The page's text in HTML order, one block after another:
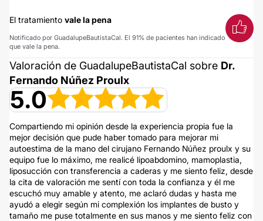
El tratamiento vale la pena
Notificado por GuadalupeBautistaCal. El 91% de pacientes han indicado
que vale la pena.
Valoración de GuadalupeBautistaCal sobre Dr.
Fernando Núñez Proulx
5.0
Compartiendo mi opinión desde la experiencia propia fue la
mejor decisión que pude haber tomado para mejorar mi
autoestima de la mano del cirujano Fernando Núñez proulx y su
equipo fue lo máximo, me realicé lipoabdomino, mamoplastia,
liposucción con transferencia a caderas y me siento feliz, desde
la cita de valoración me sentí con toda la confianza y él me
escuchó muy amable y atento, me aclaró dudas y hasta me
ayudó a elegir según mi complexión los implantes de busto y
tamaño me puse totalmente en sus manos y me siento feliz con